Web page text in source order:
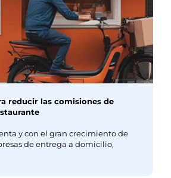
reducir las comisiones de
y con el gran crecimiento de
de entrega a domicilio,